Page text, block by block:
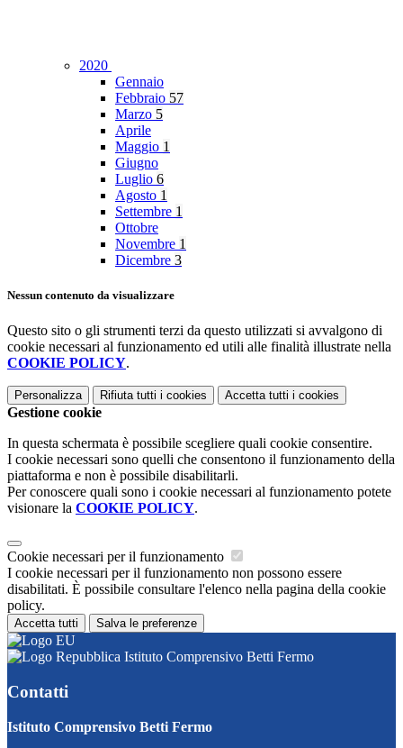
2020
Gennaio
Febbraio 57
Marzo 5
Aprile
Maggio 1
Giugno
Luglio 6
Agosto 1
Settembre 1
Ottobre
Novembre 1
Dicembre 3
Nessun contenuto da visualizzare
Questo sito o gli strumenti terzi da questo utilizzati si avvalgono di
cookie necessari al funzionamento ed utili alle finalità illustrate nella
COOKIE POLICY.
Personalizza Rifiuta tutti i cookies Accetta tutti i cookies
Gestione cookie
In questa schermata è possibile scegliere quali cookie consentire.
I cookie necessari sono quelli che consentono il funzionamento della
piattaforma e non è possibile disabilitarli.
Per conoscere quali sono i cookie necessari al funzionamento potete
visionare la COOKIE POLICY.
Cookie necessari per il funzionamento
I cookie necessari per il funzionamento non possono essere
disabilitati. È possibile consultare l'elenco nella pagina della cookie
policy.
Accetta tutti Salva le preferenze
Istituto Comprensivo Betti Fermo
Contatti
Istituto Comprensivo Betti Fermo